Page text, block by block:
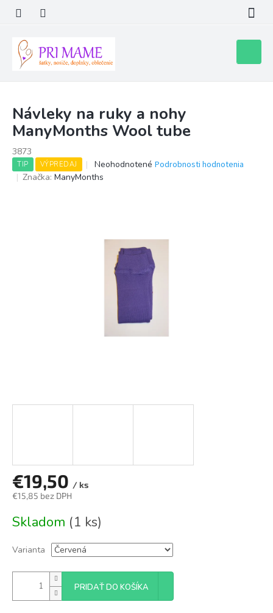
obsah
košík
Návleky na ruky a nohy
ManyMonths Wool tube
3873
TIP VÝPREDAJ
Priemerné
hodnotenie
Neohodnotené Podrobnosti hodnotenia
Značka: ManyMonths
€19,50 / ks
€15,85 bez DPH
cena:
Skladom (1 ks)
Varianta
PRIDAŤ DO KOŠÍKA